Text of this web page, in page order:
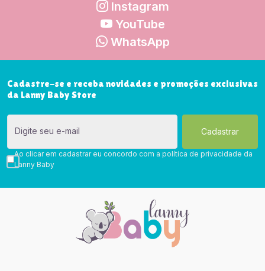
Instagram
YouTube
WhatsApp
Cadastre-se e receba novidades e promoções exclusivas
da Lanny Baby Store
Digite seu e-mail
Ao clicar em cadastrar eu concordo com a política de privacidade da
Lanny Baby